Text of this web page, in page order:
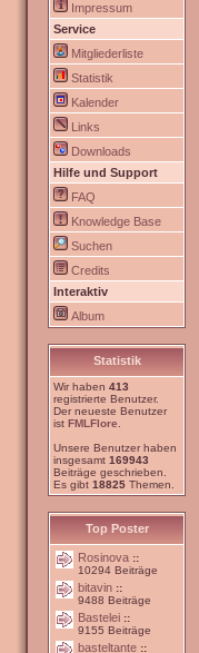
Impressum
Service
Mitgliederliste
Statistik
Kalender
Links
Downloads
Hilfe und Support
FAQ
Knowledge Base
Suchen
Credits
Interaktiv
Album
Statistik
Wir haben 413
registrierte Benutzer.
Der neueste Benutzer
ist FMLFlore
Unsere Benutzer haben
insgesamt 169943
Beiträge geschrieben.
Es gibt 18825 Themen.
Top Poster
Rosinova ::
10294 Beiträge
bitavin ::
9488 Beiträge
Bastelei ::
9155 Beiträge
basteltante ::